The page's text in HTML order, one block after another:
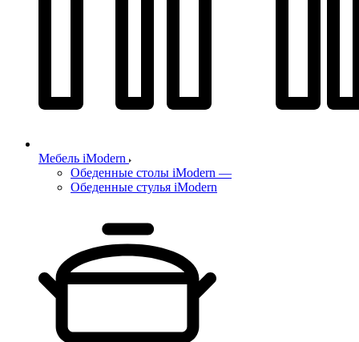
Мебель iModern
Обеденные столы iModern —
Обеденные стулья iModern